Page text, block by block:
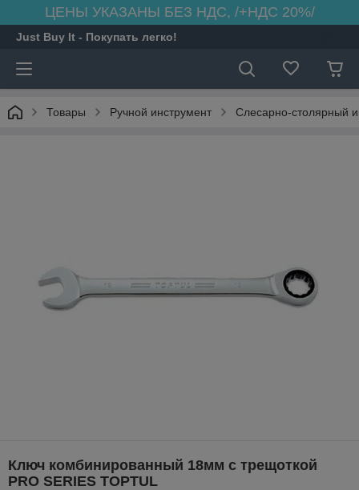
ЦЕНЫ УКАЗАНЫ БЕЗ НДС, /+НДС 20%/
Just Buy It - Покупать легко!
Товары Ручной инструмент Слесарно-столярный
Ключ комбинированный 18мм с трещоткой
PRO SERIES TOPTUL